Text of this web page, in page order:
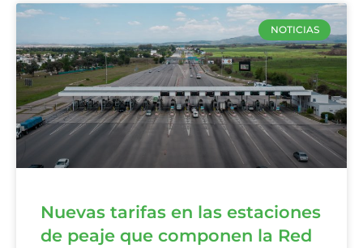
NOTICIAS
Nuevas tarifas en las estaciones
de peaje que componen la Red